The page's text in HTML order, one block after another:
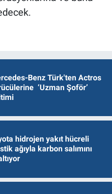
Benz Türk'ten Actros
‘Uzman Şoför’
hidrojen yakıt hücreli
ağıyla karbon salımını